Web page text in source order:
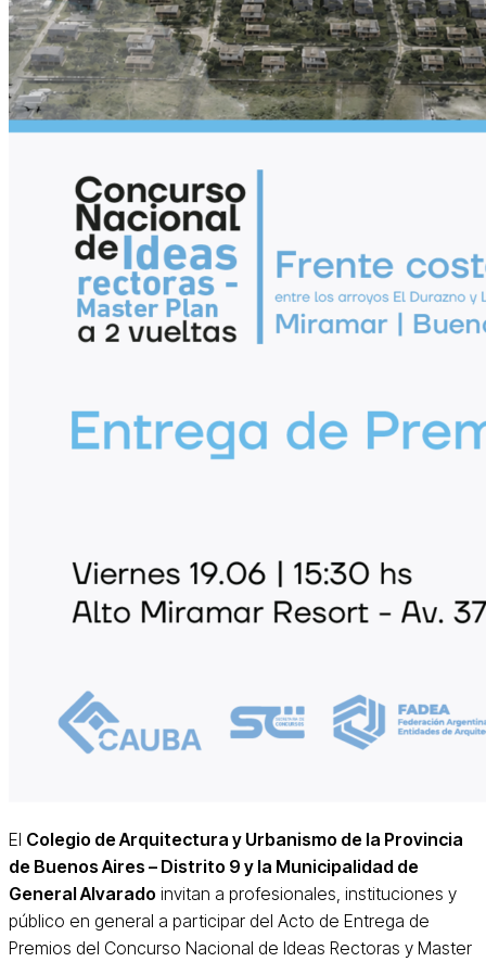
El Colegio de Arquitectura y Urbanismo de la Provincia
de Buenos Aires – Distrito 9 y la Municipalidad de
General Alvarado invitan a profesionales, instituciones y
público en general a participar del Acto de Entrega de
Premios del Concurso Nacional de Ideas Rectoras y Master